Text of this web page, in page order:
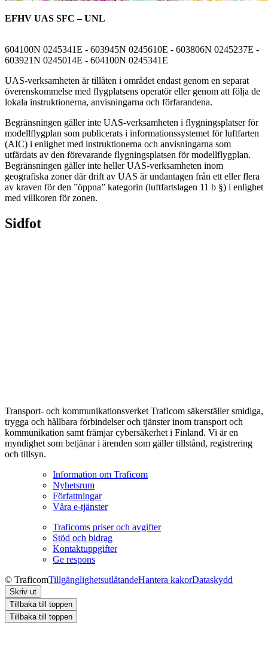
EFHV UAS SFC – UNL
604100N 0245341E - 603945N 0245610E - 603806N 0245237E -
603921N 0245014E - 604100N 0245341E
UAS-verksamheten är tillåten i området endast genom en separat
överenskommelse med flygplatsens operatör eller genom att följa de
lokala instruktionerna, anvisningarna och förfarandena.
Begränsningen gäller inte UAS-verksamheten i flygningsplatser för
modellflygplan som publicerats i informationssystemet för luftfarten
(AIC) i enlighet med instruktionerna och anvisningarna som
utfärdats av den förevarande flygningsplatsen för modellflygplan.
Begränsningen gäller inte heller UAS-verksamheten inom
geografiska zoner där drift av UAS är undantagen från ett eller flera
av kraven för den ”öppna” kategorin (luftfartslagen 11 b §) i enlighet
med villkoren för zonen.
Sidfot
Transport- och kommunikationsverket Traficom säkerställer smidiga,
trygga och hållbara förbindelser och tjänster inom transport och
kommunikation samt främjar cybersäkerhet i Finland. Vi är en
myndighet som betjänar i ärenden som gäller tillstånd, registrering
och tillsyn.
Information om Traficom
Nyhetsrum
Författningar
Våra e-tjänster
Traficoms priser och avgifter
Stöd och bidrag
Kontaktuppgifter
Ge respons
© TraficomTillgänglighetsutlåtandeHantera kakorDataskydd
Skriv ut
Tillbaka till toppen
Tillbaka till toppen